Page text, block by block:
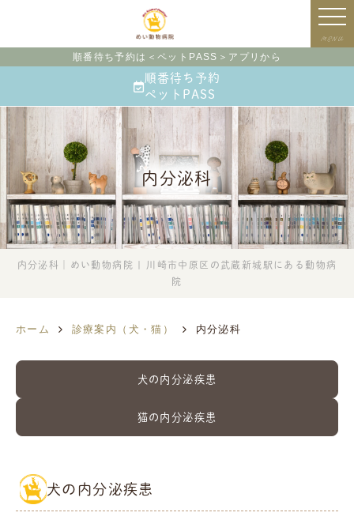
MENU
順番待ち予約は＜ペットPASS＞アプリから
順番待ち予約
ペットPASS
内分泌科
内分泌科｜めい動物病院 | 川崎市中原区の武蔵新城駅にある動物病
院
ホーム 診療案内（犬・猫） 内分泌科
犬の内分泌疾患
猫の内分泌疾患
犬の内分泌疾患